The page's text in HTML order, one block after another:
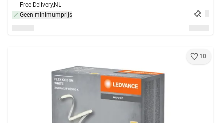
Free Delivery,NL
Geen minimumprijs
10